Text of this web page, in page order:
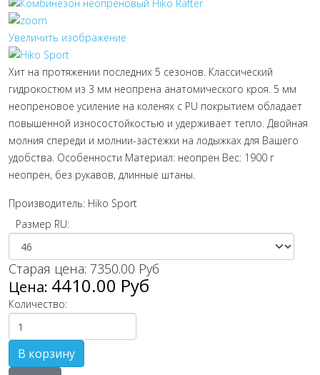
Увеличить изображение
Хит на протяжении последних 5 сезонов. Классический
гидрокостюм из 3 мм неопрена анатомического кроя. 5 мм
неопреновое усиление на коленях с PU покрытием обладает
повышенной износостойкостью и удерживает тепло. Двойная
молния спереди и молнии-застежки на лодыжках для Вашего
удобства. Особенности Материал: неопрен Вес: 1900 г
неопрен, без рукавов, длинные штаны.
Производитель: Hiko Sport
Размер RU:
Старая цена: 7350.00 Руб
Цена: 4410.00 Руб
Количество: